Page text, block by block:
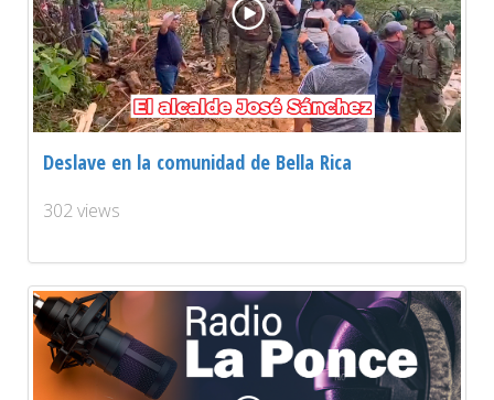
Deslave en la comunidad de Bella Rica
302 views